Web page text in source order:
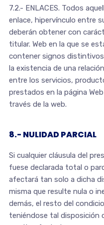
7.2.- ENLACES. Todos
enlace, hipervínculo entre
deberán obtener con
titular. Web en la que se
contener signos
la existencia de una
entre los servicios,
prestados en la página
través de la web.
8.- NULIDAD PARCIAL
Si cualquier cláusula del
fuese declarada total o
afectará tan solo a dicha
misma que resulte nula o
demás, el resto del
teniéndose tal disposición